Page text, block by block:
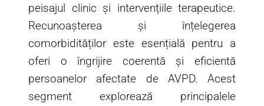
peisajul clinic și intervențiile terapeutice.
Recunoașterea și înțelegerea
comorbidităților este esențială pentru a
oferi o îngrijire coerentă și eficientă
persoanelor afectate de AVPD. Acest
segment explorează principalele